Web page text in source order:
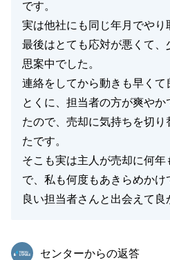
です。
実は他社にも同じ年月でやり
最後はとても応対が悪くて
思案中でした。
連絡をしてから動きも早くて
とくに、担当者の方が爽や
たので、売却に気持ちを切
たです。
そこも実は主人が売却に何
で、私も何度もあきらめか
良い担当者さんと出会えて良
東急リバブル
センターからの返答